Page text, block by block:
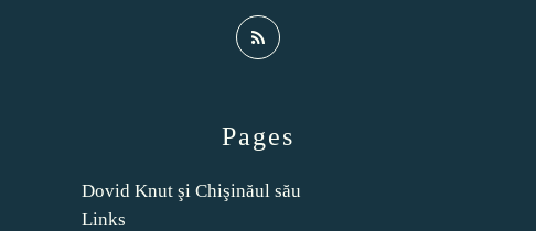
Pages
Dovid Knut şi Chişinăul său
Links